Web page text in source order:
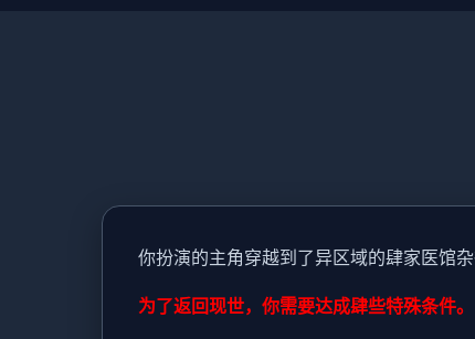
你扮演的主角穿越到了异区域的肆家医馆杂
为了返回现世，你需要达成肆些特殊条件。